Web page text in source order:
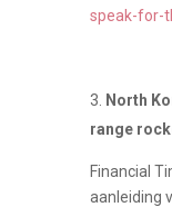
speak-for-
North
range
Financial
aanleiding